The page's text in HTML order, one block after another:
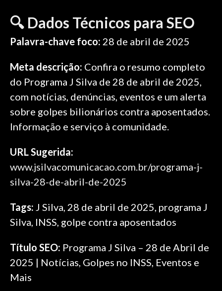
🔍 Dados Técnicos para SEO
Palavra-chave foco: 28 de abril de 2025
Meta descrição: Confira o resumo completo
do Programa J Silva de 28 de abril de 2025,
com notícias, denúncias, eventos e um alerta
sobre golpes bilionários contra aposentados.
Informação e serviço à comunidade.
URL Sugerida:
www.jsilvacomunicacao.com.br/programa-j-
silva-28-de-abril-de-2025
Tags: J Silva, 28 de abril de 2025, programa J
Silva, INSS, golpe contra aposentados
Título SEO: Programa J Silva – 28 de Abril de
2025 | Notícias, Golpes no INSS, Eventos e
Mais